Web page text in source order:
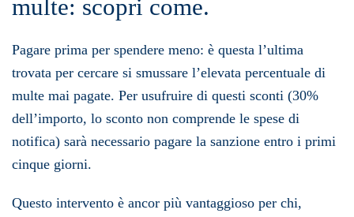
multe: scopri come.
Pagare prima per spendere meno: è questa l’ultima
trovata per cercare si smussare l’elevata percentuale di
multe mai pagate. Per usufruire di questi sconti (30%
dell’importo, lo sconto non comprende le spese di
notifica) sarà necessario pagare la sanzione entro i primi
cinque giorni.
Questo intervento è ancor più vantaggioso per chi,